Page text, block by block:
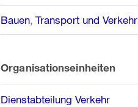
Bauen Transport und Verkehr
Organisationseinheiten
Dienstabteilung Verkehr